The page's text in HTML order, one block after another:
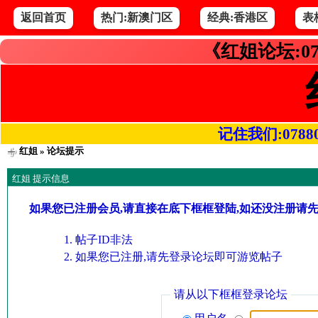
返回首页 热门:新澳门区 经典:香港区 表
《红姐论坛
记住我们
红姐» 论坛提示
红姐 提示信息
如果您已注册会员,请直接在底下框框登陆,如还没注册请
帖子ID非法
如果您已注册,请先登录论坛即可游览帖子
请从以下框框登录论坛